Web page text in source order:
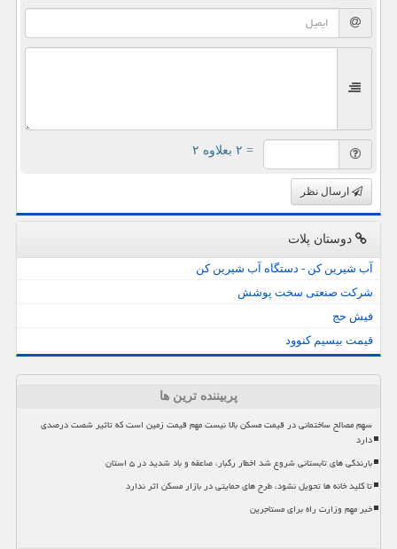
= ۲ بعلاوه ۲
ارسال نظر
دوستان پلات
آب شیرین کن - دستگاه آب شیرین کن
شرکت صنعتی سخت پوشش
فیش حج
قیمت بیسیم کنوود
پربیننده ترین ها
سهم مصالح ساختمانی در قیمت مسکن بالا نیست مهم قیمت زمین است که تاثیر شصت درصدی
دارد
بارندگی های تابستانی شروع شد اخطار رگبار، صاعقه و باد شدید در ۵ استان
تا کلید خانه ها تحویل نشود، طرح های حمایتی در بازار مسکن اثر ندارد
خبر مهم وزارت راه برای مستاجرین